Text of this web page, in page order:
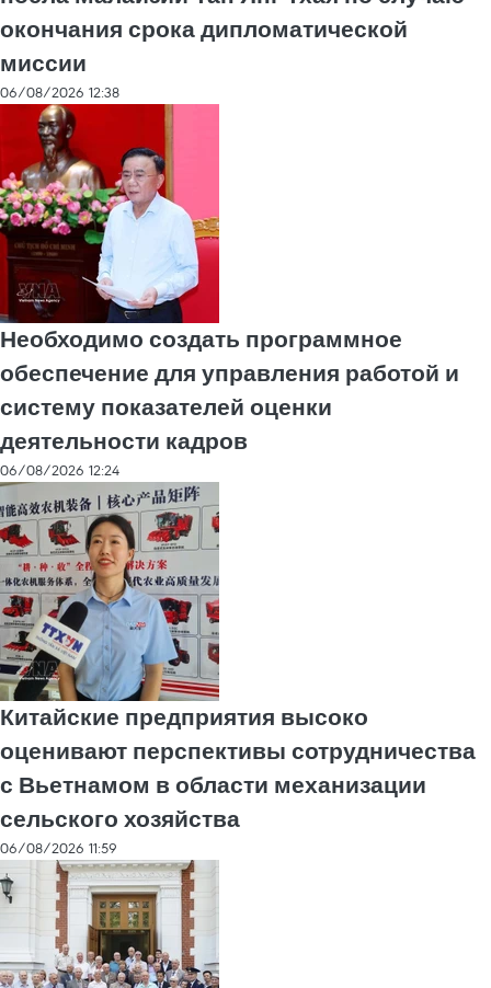
окончания срока дипломатической
миссии
06/08/2026 12:38
Необходимо создать программное
обеспечение для управления работой и
систему показателей оценки
деятельности кадров
06/08/2026 12:24
Китайские предприятия высоко
оценивают перспективы сотрудничества
с Вьетнамом в области механизации
сельского хозяйства
06/08/2026 11:59